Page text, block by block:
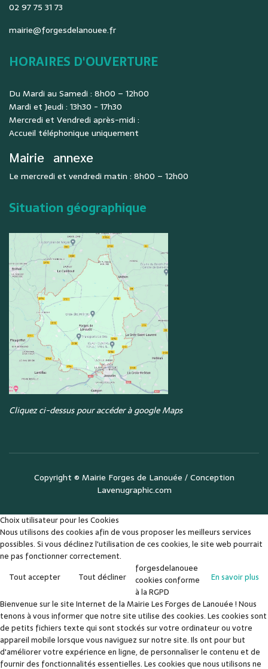
02 97 75 31 73
mairie@forgesdelanouee.fr
HORAIRES D'OUVERTURE
Du Mardi au Samedi : 8h00 – 12h00
Mardi et Jeudi : 13h30 - 17h30
Mercredi et Vendredi après-midi :
Accueil téléphonique uniquement
Mairie annexe
Le mercredi et vendredi matin : 8h00 – 12h00
Situation géographique
Cliquez ci-dessus pour accéder à google Maps
Copyright © Mairie Forges de Lanouée / Conception
Lavenugraphic.com
Choix utilisateur pour les Cookies
Nous utilisons des cookies afin de vous proposer les meilleurs services
possibles. Si vous déclinez l'utilisation de ces cookies, le site web pourrait
ne pas fonctionner correctement.
Tout accepter
Tout décliner En savoir plus
forgesdelanouee
cookies conforme
à la RGPD
Bienvenue sur le site Internet de la Mairie Les Forges de Lanouée ! Nous
tenons à vous informer que notre site utilise des cookies. Les cookies sont
de petits fichiers texte qui sont stockés sur votre ordinateur ou votre
appareil mobile lorsque vous naviguez sur notre site. Ils ont pour but
d'améliorer votre expérience en ligne, de personnaliser le contenu et de
fournir des fonctionnalités essentielles. Les cookies que nous utilisons ne